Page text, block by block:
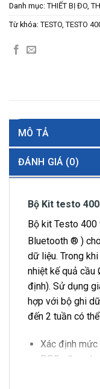
Danh mục: THIẾT BỊ ĐO
Từ khóa: TESTO TESTO
MÔ TẢ
ĐÁNH GIÁ (0)
Bộ Kit testo
Bộ kit Testo 400
Bluetooth ® )
dữ liệu. Trong
nhiệt kế quả cầu
định). Sử dụng
hợp với bộ ghi
đến 2 tuần có
Xác định
PPD cũng
ISO 7730 và